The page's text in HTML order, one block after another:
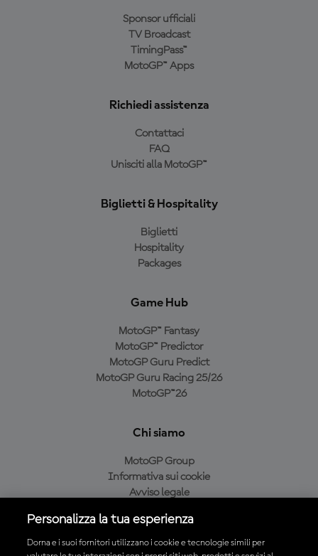
Sponsor ufficiali
TV Broadcast
TimingPass™
MotoGP™ Apps
Richiedi assistenza
Contattaci
FAQ
Unisciti alla MotoGP™
Biglietti & Hospitality
Biglietti
Hospitality
Packages
Game Hub
MotoGP™ Fantasy
MotoGP™ Predictor
MotoGP Guru Predict
MotoGP Guru Racing 25/26
MotoGP™26
Chi siamo
MotoGP Group
Informativa sui cookie
Avviso legale
Condizioni di acquisto
Personalizza la tua esperienza
Dorna e i suoi fornitori utilizzano i cookie e tecnologie simili per